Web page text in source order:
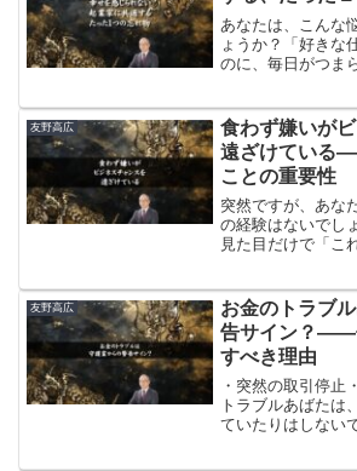
あなたは、こんな
ょうか？「好きな
のに、毎日がつま
はずなのに、面白
起業家もこう打ち
た。
友野高広
食わず嫌いが
遠ざけている
ことの重要性
突然ですが、あな
の経験はないでし
見た目だけで「こ
べなかったんだろ
味しかったという
もひとつはあるは
「食わず嫌い」と
の話ではありませ
友野高広
お金のトラブ
告サイン？——
すべき理由
・突然の取引停止
トラブルあばたは
ていたりはしない